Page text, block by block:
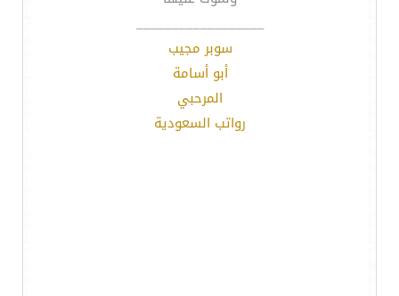
__________________
سوبر مجيب
أبو أسامة
المرحبي
رواتب السعودية